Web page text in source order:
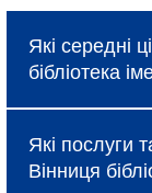
Які середні
бібліотека
коливаються
номеру,
Які послуги
Вінниця